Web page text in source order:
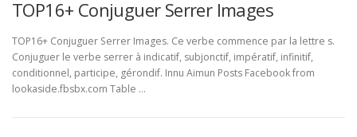
TOP16+ Conjuguer Serrer Images
TOP16+ Conjuguer Serrer Images. Ce verbe commence par la lettre s.
Conjuguer le verbe serrer à indicatif, subjonctif, impératif, infinitif,
conditionnel, participe, gérondif. Innu Aimun Posts Facebook from
lookaside.fbsbx.com Table …